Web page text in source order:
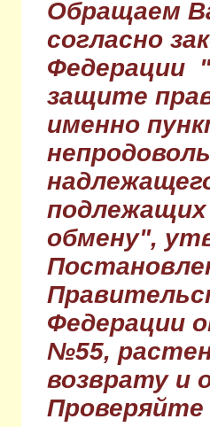
Обращаем
согласно
Федерации
защите
именно
обмену",
Федерации
№55,
возврату и
Проверяйте